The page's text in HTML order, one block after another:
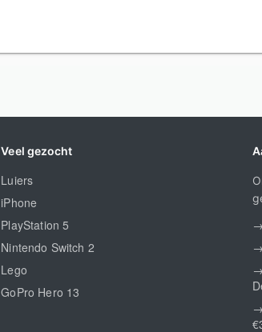
Veel gezocht
Luiers
iPhone
PlayStation 5
Nintendo Switch 2
Lego
GoPro Hero 13